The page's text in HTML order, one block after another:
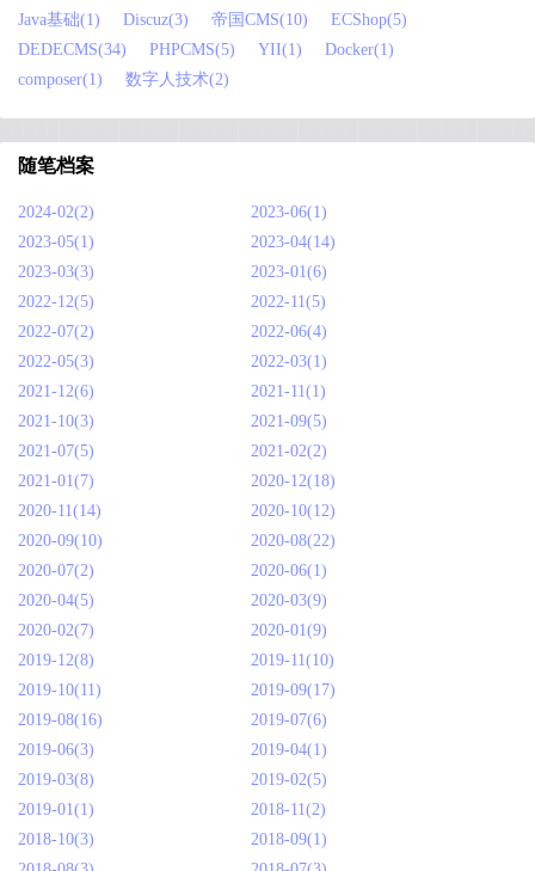
Java基础(1)
Discuz(3) 帝国CMS(10)
ECShop(5)
DEDECMS(34)
PHPCMS(5) YII(1)
Docker(1)
composer(1)
数字人技术(2)
随笔档案
2024-02(2)
2023-06(1)
2023-05(1)
2023-04(14)
2023-03(3)
2023-01(6)
2022-12(5)
2022-11(5)
2022-07(2)
2022-06(4)
2022-05(3)
2022-03(1)
2021-12(6)
2021-11(1)
2021-10(3)
2021-09(5)
2021-07(5)
2021-02(2)
2021-01(7)
2020-12(18)
2020-11(14)
2020-10(12)
2020-09(10)
2020-08(22)
2020-07(2)
2020-06(1)
2020-04(5)
2020-03(9)
2020-02(7)
2020-01(9)
2019-12(8)
2019-11(10)
2019-10(11)
2019-09(17)
2019-08(16)
2019-07(6)
2019-06(3)
2019-04(1)
2019-03(8)
2019-02(5)
2019-01(1)
2018-11(2)
2018-10(3)
2018-09(1)